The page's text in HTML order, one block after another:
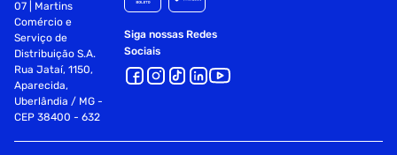
07 | Martins
Comércio e
Serviço de
Distribuição S.A.
Rua Jataí, 1150,
Aparecida,
Uberlândia / MG -
CEP 38400 - 632
Siga nossas Redes
Sociais